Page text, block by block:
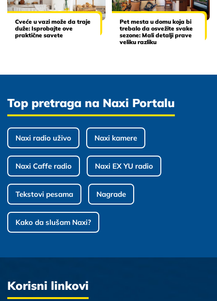
Cveće u vazi može da traje
duže: Isprobajte ove
praktične savete
Pet mesta u domu koja bi
trebalo da osvežite svake
sezone: Mali detalji prave
veliku razliku
Top pretraga na Naxi Portalu
Naxi radio uživo Naxi kamere
Naxi Caffe radio Naxi EX YU radio
Tekstovi pesama Nagrade
Kako da slušam Naxi?
Korisni linkovi